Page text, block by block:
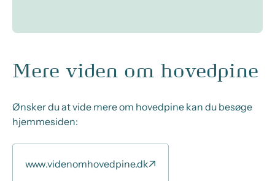
Mere viden om hovedpine
Ønsker du at vide mere om hovedpine kan du besøge
hjemmesiden:
www.videnomhovedpine.dk